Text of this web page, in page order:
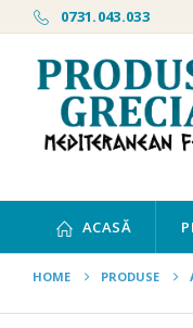
0731.043.033
ACASĂ
HOME PRODUSE